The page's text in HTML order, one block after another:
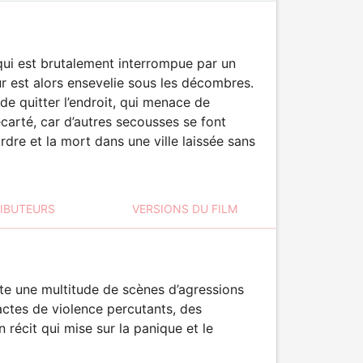
est brutalement interrompue par un
alors ensevelie sous les décombres.
quitter l’endroit, qui menace de
car d’autres secousses se font
et la mort dans une ville laissée sans
VERSIONS DU FILM
une multitude de scènes d’agressions
de violence percutants, des
récit qui mise sur la panique et le